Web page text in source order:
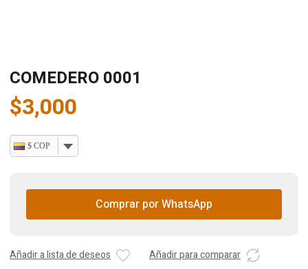
COMEDERO 0001
$3,000
$ COP
Comprar por WhatsApp
Añadir a lista de deseos Añadir para comparar